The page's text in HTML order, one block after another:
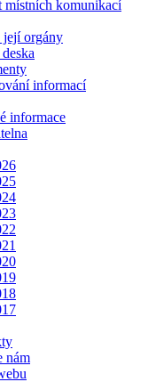
místních komunikací
její orgány
informací
informace
nám